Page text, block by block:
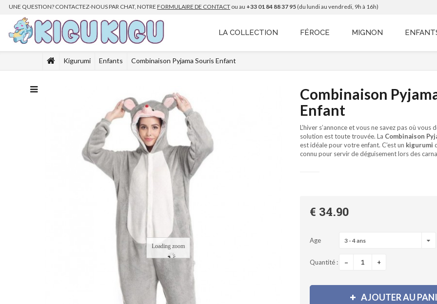
UNE QUESTION? CONTACTEZ-NOUS PAR CHAT, NOTRE FORMULAIRE DE CONTACT ou au +33 01 84 88 37 95 (du lundi au vendredi, 9h à 16h)
LA COLLECTION FÉROCE MIGNON
Kigurumi Enfants Combinaison Pyjama Souris Enfant
Loading zoom
Combinaison
Enfant
L’hiver s’annonce et vous ne savez pas où vous
solution est toute trouvée. La Combinaison
est idéale pour votre enfant. C’est un kigurumi
connu pour servir de déguisement lors des
€ 34.90
Age 3 - 4 ans
Quantité : - +
AJOUTER AU